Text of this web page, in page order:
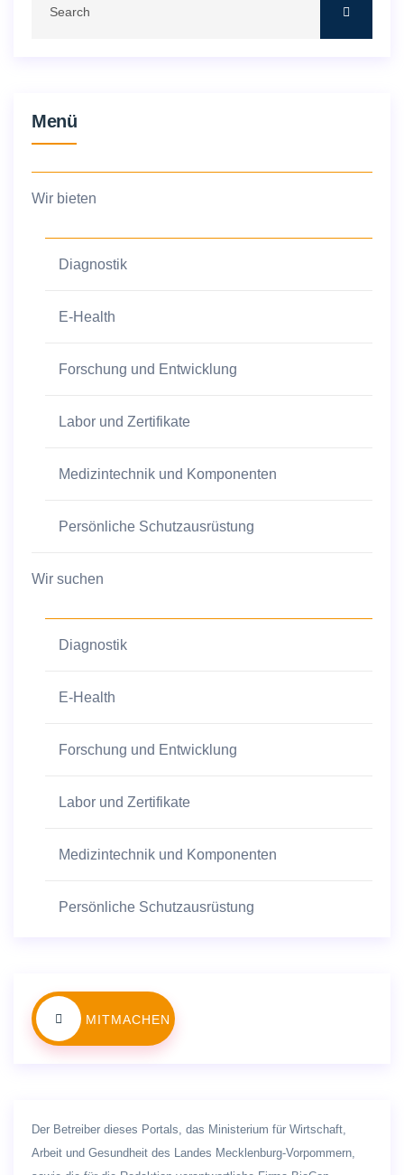
Menü
Wir bieten
Diagnostik
E-Health
Forschung und Entwicklung
Labor und Zertifikate
Medizintechnik und Komponenten
Persönliche Schutzausrüstung
Wir suchen
Diagnostik
E-Health
Forschung und Entwicklung
Labor und Zertifikate
Medizintechnik und Komponenten
Persönliche Schutzausrüstung
MITMACHEN
Der Betreiber dieses Portals, das Ministerium für Wirtschaft,
Arbeit und Gesundheit des Landes Mecklenburg-Vorpommern,